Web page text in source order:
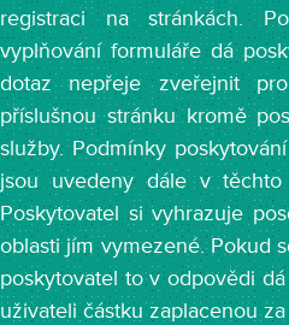
registraci na stránkách.
vyplňování formuláře dá
dotaz nepřeje zveřejnit
příslušnou stránku kromě
služby. Podmínky
jsou uvedeny dále v těchto
Poskytovatel si vyhrazuje
oblasti jím vymezené. Pokud
poskytovatel to v odpovědi
uživateli částku zaplacenou